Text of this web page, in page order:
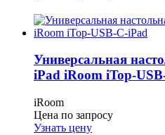
Универсальная
iPad iRoom iTop-
iRoom
Цена по запросу
Узнать цену